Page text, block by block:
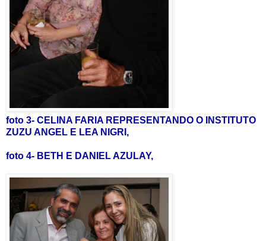
foto 3- CELINA FARIA REPRESENTANDO O INSTITUTO
ZUZU ANGEL E LEA NIGRI,
foto 4- BETH E DANIEL AZULAY,